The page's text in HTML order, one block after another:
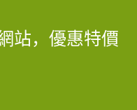
站，優惠特價